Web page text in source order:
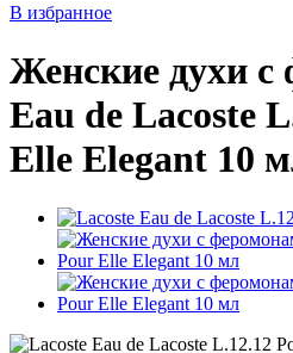
В избранное
Женские духи
Eau de Lacoste
Elle Elegant 10